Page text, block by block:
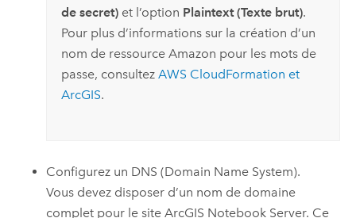
de secret)et l’option Plaintext (Texte brut).
Pour plus d’informations sur la création d’un
nom de ressource Amazon pour les mots de
passe, consultez AWS CloudFormation et
ArcGIS.
Configurez un DNS (Domain Name System).
Vous devez disposer d’un nom de domaine
complet pour le siteArcGIS Notebook Server. Ce